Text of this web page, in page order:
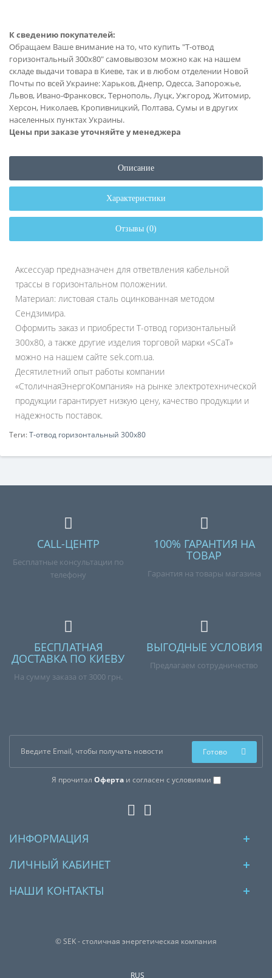
К сведению покупателей:
Обращаем Ваше внимание на то, что купить "Т-отвод
горизонтальный 300х80" самовывозом можно как на нашем
складе выдачи товара в Киеве, так и в любом отделении Новой
Почты по всей Украине: Харьков, Днепр, Одесса, Запорожье,
Львов, Ивано-Франковск, Тернополь, Луцк, Ужгород, Житомир,
Херсон, Николаев, Кропивницкий, Полтава, Сумы и в других
населенных пунктах Украины.
Цены при заказе уточняйте у менеджера
Описание
Характеристики
Отзывы (0)
Аксессуар предназначен для ответвления кабельной
трассы в горизонтальном положении.
Материал: листовая сталь оцинкованная методом
Сендзимира.
Оформить заказ и приобрести Т-отвод горизонтальный
300х80, а также другие изделия торговой марки «SCaT»
можно на нашем сайте sek.com.ua.
Десятилетний опыт работы компании
«СтоличнаяЭнергоКомпания» на рынке электротехнической
продукции гарантирует низкую цену, качество продукции и
надежность поставок.
Теги:Т-отвод горизонтальный 300х80
CALL-ЦЕНТР
Бесплатные консультации по
телефону
100% ГАРАНТИЯ НА
ТОВАР
Гарантия на товары магазина
БЕСПЛАТНАЯ
ДОСТАВКА ПО КИЕВУ
На сумму заказа от 3000 грн.
ВЫГОДНЫЕ УСЛОВИЯ
Предлагаем сотрудничество
Я прочитал Офертаи согласен с условиями
Готово
ИНФОРМАЦИЯ
ЛИЧНЫЙ КАБИНЕТ
НАШИ КОНТАКТЫ
© SEK - столичная энергетическая компания
RUS